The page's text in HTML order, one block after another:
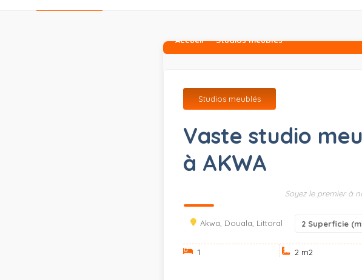
Accueil Studios meublés
Studios meublés
Vaste studio
à AKWA
Soyez le premier à
Akwa, Douala, Littoral 2 Superficie
1 2 m2